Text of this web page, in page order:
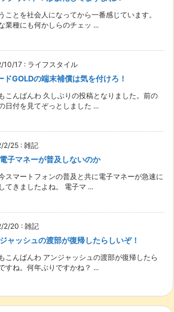
ことを社会人になってから一番感じています。
業種にも何かしらのチェッ ...
10/17 : ライフスタイル
ドGOLDの端末補償は気を付けろ！
こんばんわ 久しぶりの投稿となりました。前の
日付を見てぞっとしました ...
2/25 : 雑記
子マネーが普及しないのか
スマートフォンの普及と共に電子マネーが急速に
てきましたよね。 電子マ ...
2/20 : 雑記
ャッシュの渡部が復帰したらしいぞ！
こんばんわ アンジャッシュの渡部が復帰したら
すね。何年ぶりですかね？ ...